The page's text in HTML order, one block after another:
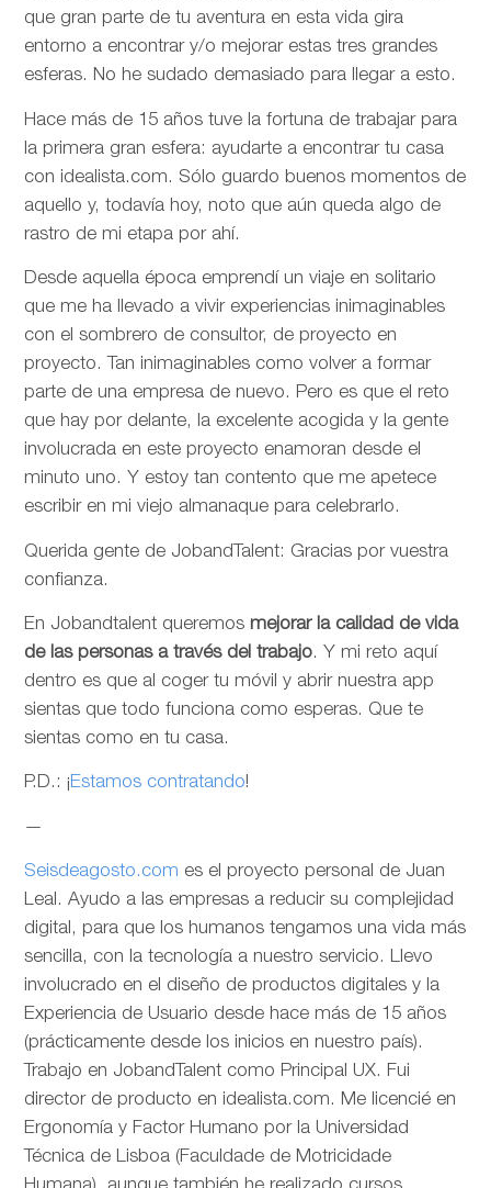
que gran parte de tu aventura en esta vida gira
entorno a encontrar y/o mejorar estas tres grandes
esferas. No he sudado demasiado para llegar a esto.
Hace más de 15 años tuve la fortuna de trabajar para
la primera gran esfera: ayudarte a encontrar tu casa
con idealista.com. Sólo guardo buenos momentos de
aquello y, todavía hoy, noto que aún queda algo de
rastro de mi etapa por ahí.
Desde aquella época emprendí un viaje en solitario
que me ha llevado a vivir experiencias inimaginables
con el sombrero de consultor, de proyecto en
proyecto. Tan inimaginables como volver a formar
parte de una empresa de nuevo. Pero es que el reto
que hay por delante, la excelente acogida y la gente
involucrada en este proyecto enamoran desde el
minuto uno. Y estoy tan contento que me apetece
escribir en mi viejo almanaque para celebrarlo.
Querida gente de JobandTalent: Gracias por vuestra
confianza.
En Jobandtalent queremos mejorar la calidad de vida
de las personas a través del trabajo. Y mi reto aquí
dentro es que al coger tu móvil y abrir nuestra app
sientas que todo funciona como esperas. Que te
sientas como en tu casa.
P.D.: ¡Estamos contratando!
—
Seisdeagosto.com es el proyecto personal de Juan
Leal. Ayudo a las empresas a reducir su complejidad
digital, para que los humanos tengamos una vida más
sencilla, con la tecnología a nuestro servicio. Llevo
involucrado en el diseño de productos digitales y la
Experiencia de Usuario desde hace más de 15 años
(prácticamente desde los inicios en nuestro país).
Trabajo en JobandTalent como Principal UX. Fui
director de producto en idealista.com. Me licencié en
Ergonomía y Factor Humano por la Universidad
Técnica de Lisboa (Faculdade de Motricidade